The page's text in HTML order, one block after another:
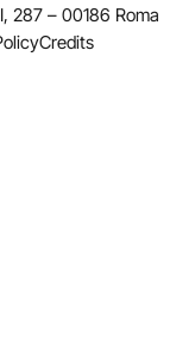
287 – 00186 Roma
Credits